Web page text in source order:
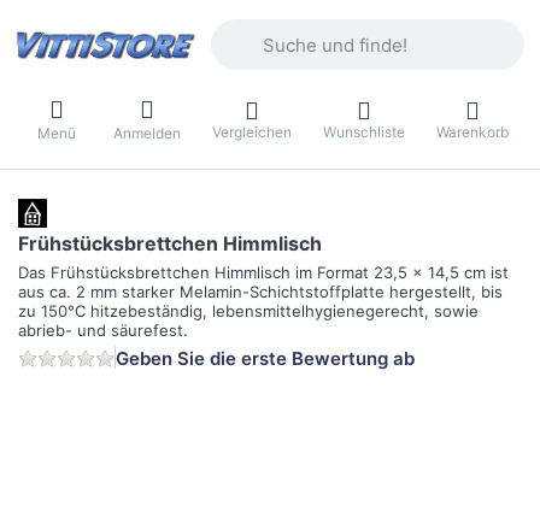
Menü Anmelden Vergleichen Wunschliste Warenkorb
Frühstücksbrettchen Himmlisch
Das Frühstücksbrettchen Himmlisch im Format 23,5 x 14,5 cm ist
aus ca. 2 mm starker Melamin-Schichtstoffplatte hergestellt, bis
zu 150°C hitzebeständig, lebensmittelhygienegerecht, sowie
abrieb- und säurefest.
Geben Sie die erste Bewertung ab